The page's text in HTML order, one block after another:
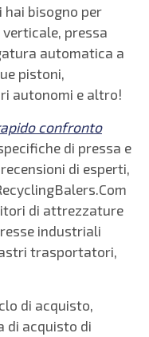
bisogno per
pressa
automatica a
pistoni,
autonomi e altro!
confronto
di pressa e
di esperti,
di attrezzature
industriali
trasportatori,
di acquisto,
di acquisto di